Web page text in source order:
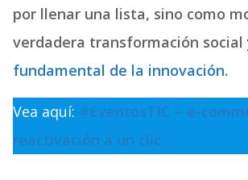
por llenar una lista, sino como
verdadera transformación social
fundamental de la innovación.
Vea aquí: #EventosTIC – e-
reactivación a un clic.